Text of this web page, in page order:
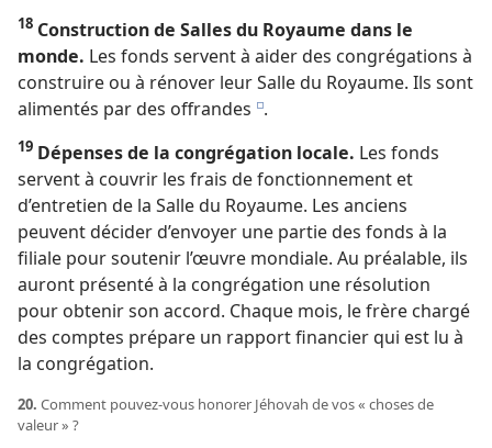
18 Construction de Salles du Royaume dans le
monde. Les fonds servent à aider des congrégations à
construire ou à rénover leur Salle du Royaume. Ils sont
alimentés par des offrandes e.
19 Dépenses de la congrégation locale. Les fonds
servent à couvrir les frais de fonctionnement et
d’entretien de la Salle du Royaume. Les anciens
peuvent décider d’envoyer une partie des fonds à la
filiale pour soutenir l’œuvre mondiale. Au préalable, ils
auront présenté à la congrégation une résolution
pour obtenir son accord. Chaque mois, le frère chargé
des comptes prépare un rapport financier qui est lu à
la congrégation.
20. Comment pouvez-​vous honorer Jéhovah de vos « choses de
valeur » ?